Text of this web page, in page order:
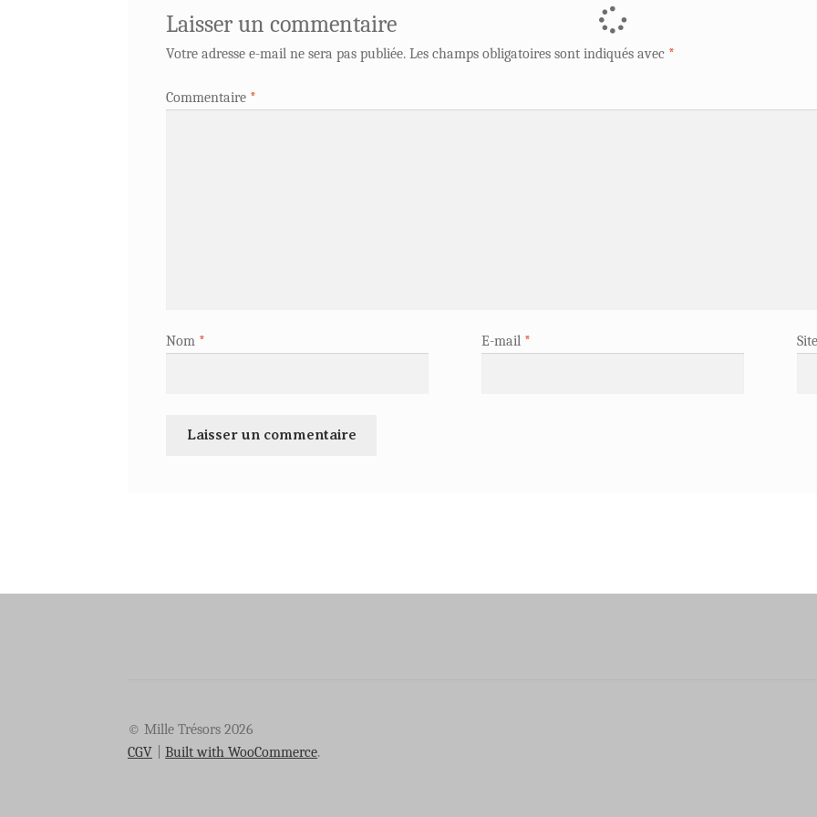
Laisser un commentaire
Votre adresse e-mail ne sera pas publiée. Les champs obligatoires sont indiqués avec *
Commentaire *
Nom * E-mail *
© Mille Trésors 2026
CGV
Built with WooCommerce.